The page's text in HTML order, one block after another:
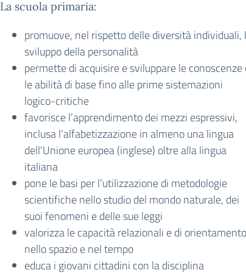
La scuola primaria:
promuove, nel rispetto delle diversità individuali,
sviluppo della personalità
permette di acquisire e sviluppare le conoscenze
le abilità di base fino alle prime sistemazioni
logico-critiche
favorisce l’apprendimento dei mezzi espressivi,
inclusa l’alfabetizzazione in almeno una lingua
dell’Unione europea (inglese) oltre alla lingua
italiana
pone le basi per l’utilizzazione di metodologie
scientifiche nello studio del mondo naturale, dei
suoi fenomeni e delle sue leggi
valorizza le capacità relazionali e di orientamento
nello spazio e nel tempo
educa i giovani cittadini con la disciplina